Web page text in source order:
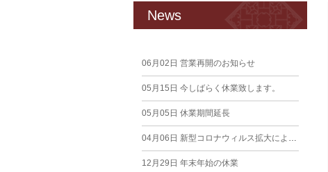
News
06月02日 営業再開のお知らせ
05月15日 今しばらく休業致します。
05月05日 休業期間延長
04月06日 新型コロナウィルス拡大による臨時休業のお知らせ
12月29日 年末年始の休業